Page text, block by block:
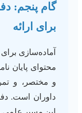
گام پنجم:
برای ارائه
آماده‌سازی
محتوای پایان
و مختصر، و
داوران است.